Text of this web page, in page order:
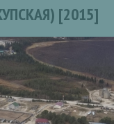
[2015]